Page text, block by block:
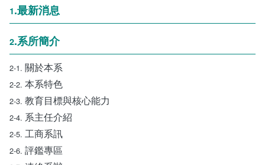
購物中心認證課程
IOPCA認證課程
30+大學試辦計畫學分學程
畢業學分配置
學分抵免及減修申請
課程地圖
課程地圖主頁
專業基礎必選修與領域
1.最新消息
2.系所簡介
2-1. 關於本系
2-2. 本系特色
2-3. 教育目標與核心能力
2-4. 系主任介紹
2-5. 工商系訊
2-6. 評鑑專區